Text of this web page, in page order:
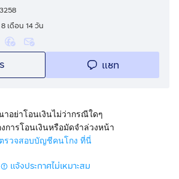
400 บาท/เดือน
อยู่สบายตลอดปี
ที่สุด” หันหน้ารับพลังทิศใต้
วงจุ้ยยุค 9 — ทิศรับพลังยุค (旺)
( แยกจากตัวบ้าน )
ก 1 หลัง
โรงจอดรถ)
เดือน 14 วัน
แชท
าอย่าโอนเงินไม่ว่ากรณีใดๆ
การโอนเงินหรือมัดจำล่วงหน้า
ตรวจสอบบัญชีคนโกง ที่นี่
แจ้งประกาศไม่เหมาะสม